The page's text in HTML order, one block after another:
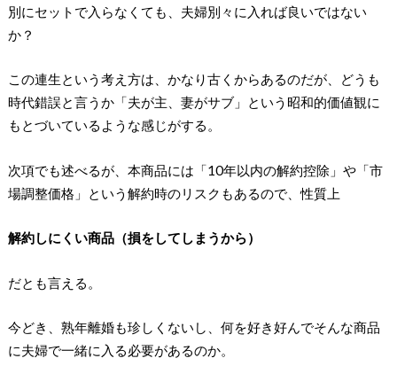
別にセットで入らなくても、夫婦別々に入れば良いではない
か？
この連生という考え方は、かなり古くからあるのだが、どうも
時代錯誤と言うか「夫が主、妻がサブ」という昭和的価値観に
もとづいているような感じがする。
次項でも述べるが、本商品には「10年以内の解約控除」や「市
場調整価格」という解約時のリスクもあるので、性質上
解約しにくい商品（損をしてしまうから）
だとも言える。
今どき、熟年離婚も珍しくないし、何を好き好んでそんな商品
に夫婦で一緒に入る必要があるのか。